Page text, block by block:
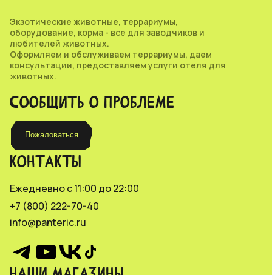
Экзотические животные, террариумы,
оборудование, корма - все для заводчиков и
любителей животных.
Оформляем и обслуживаем террариумы, даем
консультации, предоставляем услуги отеля для
животных.
СООБЩИТЬ О ПРОБЛЕМЕ
Пожаловаться
КОНТАКТЫ
Ежедневно с 11:00 до 22:00
+7 (800) 222-70-40
info@panteric.ru